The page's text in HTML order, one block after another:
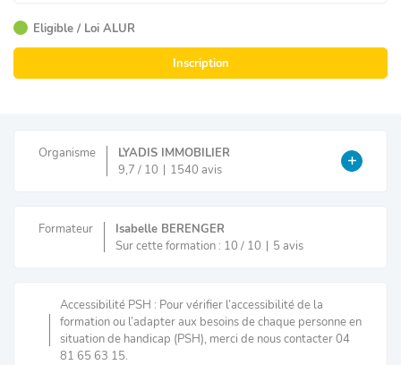
Eligible / Loi ALUR
Inscription
Organisme
LYADIS IMMOBILIER
9,7 / 10
1540 avis
Formateur
Isabelle BERENGER
Sur cette formation : 10 / 10
5 avis
Accessibilité PSH : Pour vérifier l’accessibilité de la
formation ou l’adapter aux besoins de chaque personne en
situation de handicap (PSH), merci de nous contacter 04
81 65 63 15.